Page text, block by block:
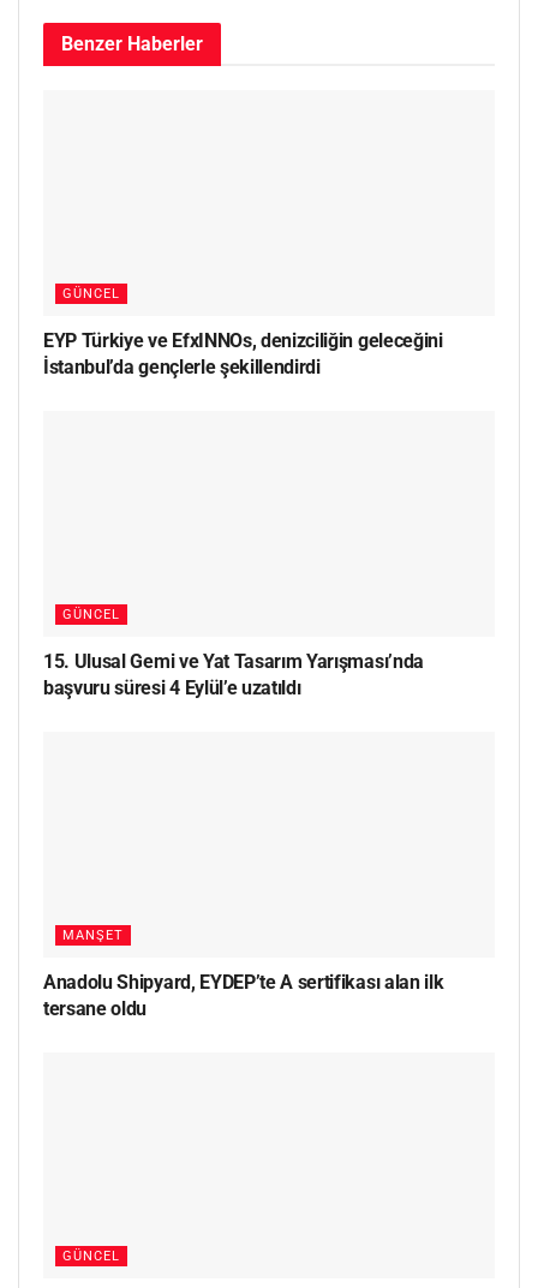
Benzer Haberler
GÜNCEL
EYP Türkiye ve EfxINNOs, denizciliğin geleceğini
İstanbul’da gençlerle şekillendirdi
GÜNCEL
15. Ulusal Gemi ve Yat Tasarım Yarışması’nda
başvuru süresi 4 Eylül’e uzatıldı
MANŞET
Anadolu Shipyard, EYDEP’te A sertifikası alan ilk
tersane oldu
GÜNCEL